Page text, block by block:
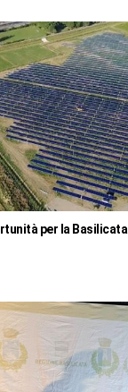
per la Basilicata